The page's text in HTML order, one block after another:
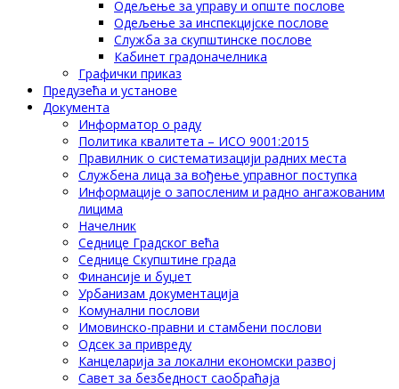
Одељење за управу и опште послове
Одељење за инспекцијске послове
Служба за скупштинске послове
Кабинет градоначелника
Графички приказ
Предузећа и установе
Документа
Информатор о раду
Политика квалитета – ИСО 9001:2015
Правилник о систематизацији радних места
Службена лица за вођење управног поступка
Информације о запосленим и радно ангажованим
лицима
Начелник
Седнице Градског већа
Седнице Скупштине града
Финансије и буџет
Урбанизам документација
Комунални послови
Имовинско-правни и стамбени послови
Одсек за привреду
Канцеларија за локални економски развој
Савет за безбедност саобраћаја